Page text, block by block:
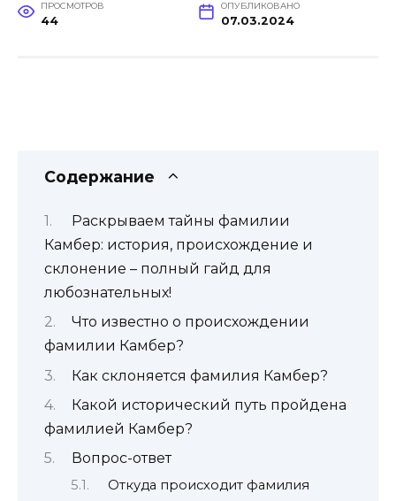
ПРОСМОТРОВ
44
ОПУБЛИКОВАНО
07.03.2024
Содержание
Раскрываем тайны фамилии
Камбер: история, происхождение и
склонение – полный гайд для
любознательных!
Что известно о происхождении
фамилии Камбер?
Как склоняется фамилия Камбер?
Какой исторический путь пройдена
фамилией Камбер?
Вопрос-ответ
Откуда происходит фамилия